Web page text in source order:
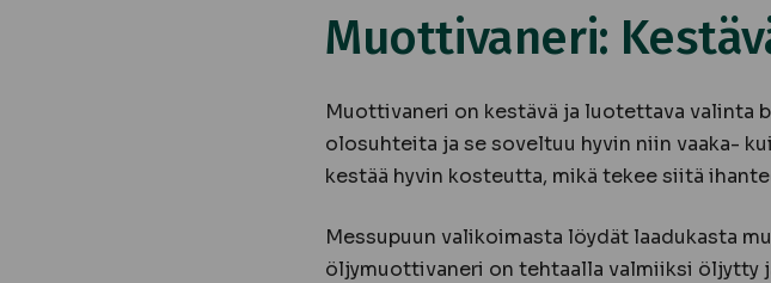
Muottivaneri:
Muottivaneri on kestävä ja luotettava valinta
olosuhteita ja se soveltuu hyvin niin vaaka-
kestää hyvin kosteutta, mikä tekee siitä
Messupuun valikoimasta löydät laadukasta
öljymuottivaneri on tehtaalla valmiiksi öljytty